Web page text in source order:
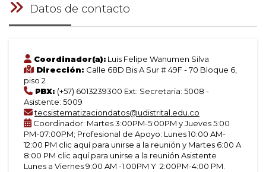
Datos de contacto
Coordinador(a): Luis Felipe Wanumen Silva
Dirección: Calle 68D Bis A Sur # 49F - 70 Bloque 6,
piso 2
PBX: (+57) 6013239300 Ext: Secretaria: 5008 -
Asistente: 5009
tecsistematizaciondatos@udistrital.edu.co
Coordinador: Martes 3:00PM-5:00PM y Jueves 5:00
PM-07:00PM; Profesional de Apoyo: Lunes 10:00 AM-
12:00 PM clic aquí para unirse a la reunión y Martes 6:00 A
8:00 PM clic aquí para unirse a la reunión Asistente
Lunes a Viernes 9:00 AM -1:00PM Y 2:00PM-4:00 PM.